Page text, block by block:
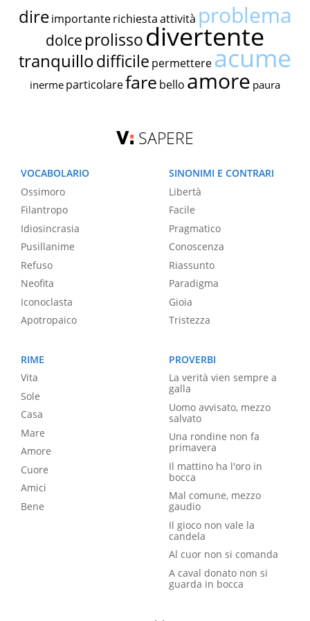
dire importante richiestaattività problema
dolce prolissodivertente
tranquillodifficile permettereacume
inerme particolarefare bello amore paura
SAPERE
VOCABOLARIO
Ossimoro
Filantropo
Idiosincrasia
Pusillanime
Refuso
Neofita
Iconoclasta
Apotropaico
SINONIMI E CONTRARI
Libertà
Facile
Pragmatico
Conoscenza
Riassunto
Paradigma
Gioia
Tristezza
RIME
Vita
Sole
Casa
Mare
Amore
Cuore
Amici
Bene
PROVERBI
La verità vien sempre a
galla
Uomo avvisato, mezzo
salvato
Una rondine non fa
primavera
Il mattino ha l'oro in
bocca
Mal comune, mezzo
gaudio
Il gioco non vale la
candela
Al cuor non si comanda
A caval donato non si
guarda in bocca